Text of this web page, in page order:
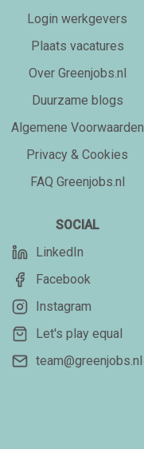
Login werkgevers
Plaats vacatures
Over Greenjobs.nl
Duurzame blogs
Algemene Voorwaarden
Privacy & Cookies
FAQ Greenjobs.nl
SOCIAL
LinkedIn
Facebook
Instagram
Let's play equal
team@greenjobs.nl